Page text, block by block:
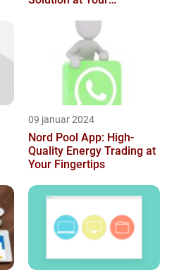
09 januar 2024
Nord Pool App: High-
Quality Energy Trading at
Your Fingertips